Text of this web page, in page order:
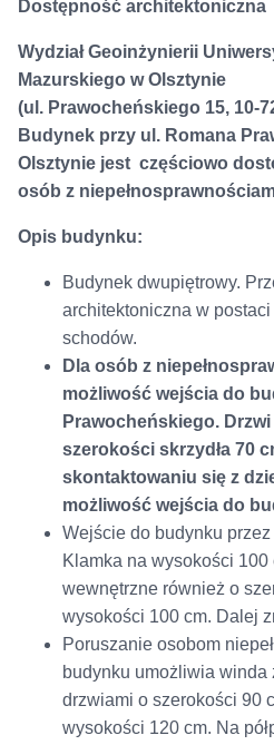
Dostępność architektoniczna
Wydział Geoinżynierii
Mazurskiego w Olsztynie
(ul. Prawocheńskiego 15, 10-
Budynek przy ul. Romana
Olsztynie jest częściowo
osób z
Opis budynku:
Budynek dwupiętrowy.
architektoniczna w
schodów.
Dla osób z
możliwość wejścia do
Prawocheńskiego.
szerokości skrzydła 70
skontaktowaniu się z
możliwość wejścia do
Wejście do budynku
Klamka na wysokości
wewnętrzne również o
wysokości 100 cm. Dalej
Poruszanie osobom
budynku umożliwia winda
drzwiami o szerokości 90
wysokości 120 cm. Na